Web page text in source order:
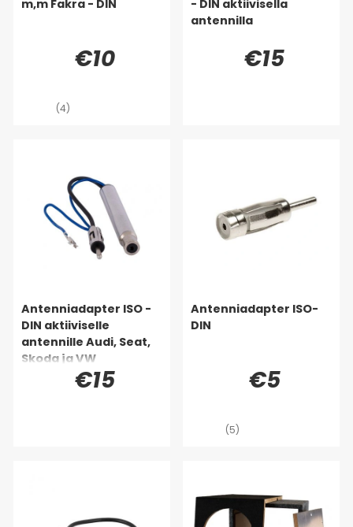
m,m Fakra - DIN
€10
(4)
- DIN aktiivisella
antennilla
€15
Antenniadapter ISO -
DIN aktiiviselle
antennille Audi, Seat,
Skoda ja VW
€15
Antenniadapter ISO-
DIN
€5
(5)